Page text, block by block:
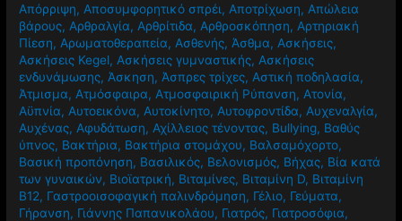
Απόρριψη, Αποσυμφορητικό σπρέι, Αποτρίχωση, Απώλεια
βάρους, Αρθραλγία, Αρθρίτιδα, Αρθροσκόπηση, Αρτηριακή
Πίεση, Αρωματοθεραπεία, Ασθενής, Άσθμα, Ασκήσεις,
Ασκήσεις Kegel, Ασκήσεις γυμναστικής, Ασκήσεις
ενδυνάμωσης, Άσκηση, Άσπρες τρίχες, Αστική ποδηλασία,
Άτμισμα, Ατμόσφαιρα, Ατμοσφαιρική Ρύπανση, Ατονία,
Αϋπνία, Αυτοεικόνα, Αυτοκίνητο, Αυτοφροντίδα, Αυχεναλγία,
Αυχένας, Αφυδάτωση, Αχίλλειος τένοντας, Βullying, Βαθύς
ύπνος, Βακτήρια, Βακτήρια στομάχου, Βαλσαμόχορτο,
Βασική προπόνηση, Βασιλικός, Βελονισμός, Βήχας, Βία κατά
των γυναικών, Βιοϊατρική, Βιταμίνες, Βιταμίνη D, Βιταμίνη
Β12, Γαστροοισοφαγική παλινδρόμηση, Γέλιο, Γεύματα,
Γήρανση, Γιάννης Παπανικολάου, Γιατρός, Γιατροσόφια,